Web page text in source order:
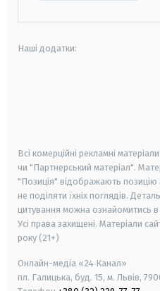
Наші додатки:
Всі комерційні рекламні
чи "Партнерський матеріал".
"Позиція" відображають позицію
не поділяти їхніх поглядів.
цитування можна ознайомитись
Усі права захищені. Матеріали
року (21+)
Онлайн-медіа «24 Канал»
пл. Галицька, буд. 15, м. Львів,